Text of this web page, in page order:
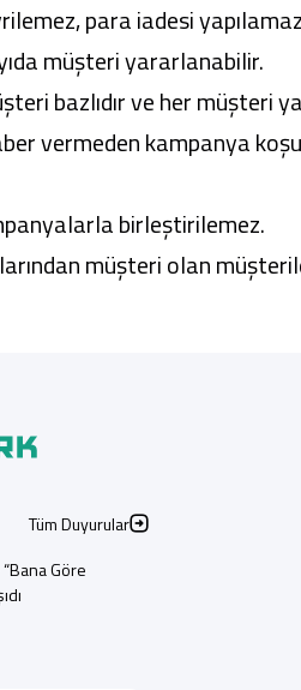
para iadesi
müşteri yararlanabilir.
bazlıdır ve her müşteri
vermeden kampanya
birleştirilemez.
müşteri olan
Tüm Duyurular
Göre